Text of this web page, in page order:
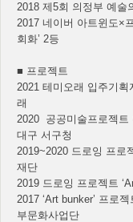
2018 제5회 의정부 예술
2017 네이버 아트윈도×
회화’ 2등
■ 프로젝트
2021 테미오래 입주기획
래
2020 공공미술프로젝트
대구 서구청
2019~2020 드로잉 프로
재단
2019 드로잉 프로젝트
2017 ‘Art bunker’ 프로
부문화사업단